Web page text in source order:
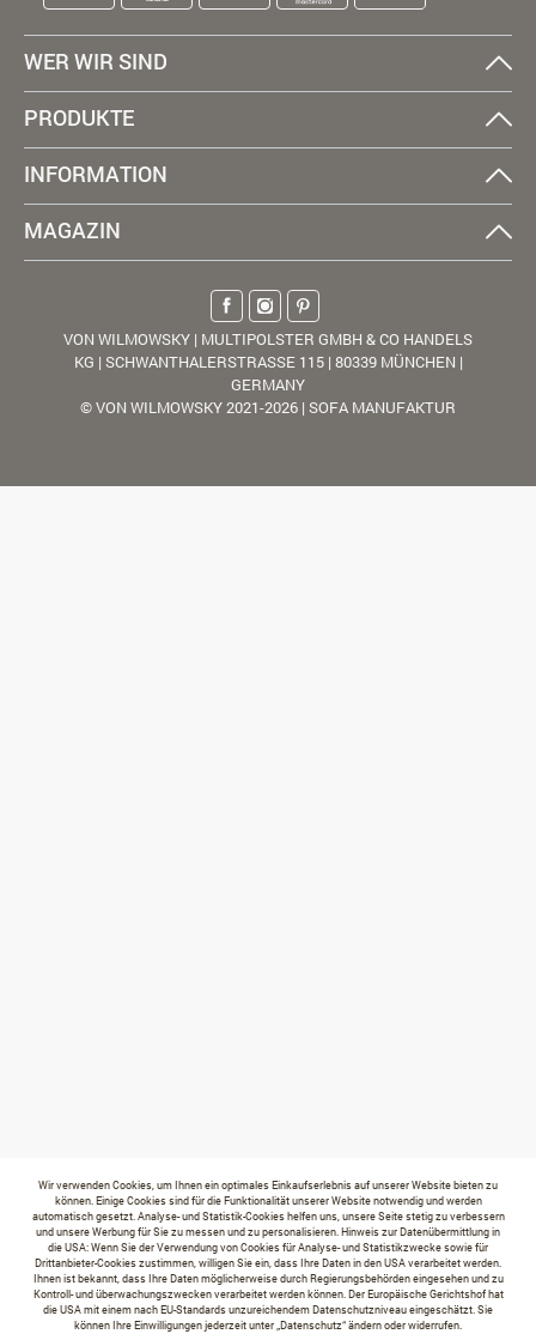
WER WIR SIND
PRODUKTE
INFORMATION
MAGAZIN
VON WILMOWSKY | MULTIPOLSTER GMBH & CO HANDELS
KG | SCHWANTHALERSTRASSE 115 | 80339 MÜNCHEN |
GERMANY
© VON WILMOWSKY 2021-2026 | SOFA MANUFAKTUR
Wir verwenden Cookies, um Ihnen ein optimales Einkaufserlebnis auf unserer Website bieten zu
können. Einige Cookies sind für die Funktionalität unserer Website notwendig und werden
automatisch gesetzt. Analyse- und Statistik-Cookies helfen uns, unsere Seite stetig zu verbessern
und unsere Werbung für Sie zu messen und zu personalisieren. Hinweis zur Datenübermittlung in
die USA: Wenn Sie der Verwendung von Cookies für Analyse- und Statistikzwecke sowie für
Drittanbieter-Cookies zustimmen, willigen Sie ein, dass Ihre Daten in den USA verarbeitet werden.
Ihnen ist bekannt, dass Ihre Daten möglicherweise durch Regierungsbehörden eingesehen und zu
Kontroll- und überwachungszwecken verarbeitet werden können. Der Europäische Gerichtshof hat
die USA mit einem nach EU-Standards unzureichendem Datenschutzniveau eingeschätzt. Sie
können Ihre Einwilligungen jederzeit unter „Datenschutz“ ändern oder widerrufen.